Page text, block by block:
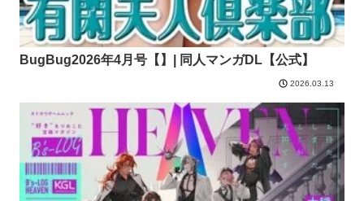
BugBug2026年4月号【】| 同人マンガDL【公式】
2026.03.13